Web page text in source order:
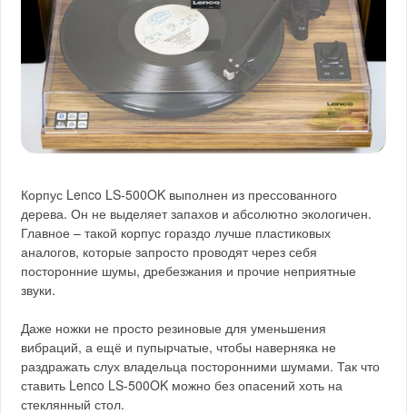
Корпус Lenco LS-500OK выполнен из прессованного
дерева. Он не выделяет запахов и абсолютно экологичен.
Главное – такой корпус гораздо лучше пластиковых
аналогов, которые запросто проводят через себя
посторонние шумы, дребезжания и прочие неприятные
звуки.
Даже ножки не просто резиновые для уменьшения
вибраций, а ещё и пупырчатые, чтобы наверняка не
раздражать слух владельца посторонними шумами. Так что
ставить Lenco LS-500OK можно без опасений хоть на
стеклянный стол.